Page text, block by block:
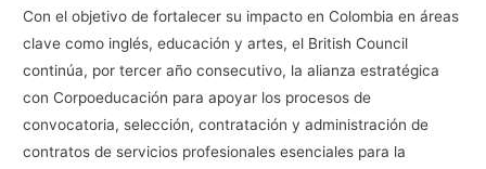
Con el objetivo de fortalecer su impacto en Colombia en áreas
clave como inglés, educación y artes, el British Council
continúa, por tercer año consecutivo, la alianza estratégica
con Corpoeducación para apoyar los procesos de
convocatoria, selección, contratación y administración de
contratos de servicios profesionales esenciales para la